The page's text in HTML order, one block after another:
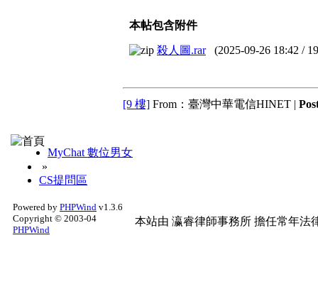
本帖包含附件
殺人圖.rar (2025-09-26 18:42 / 19
[9 樓] From：臺灣中華電信HINET |
MyChat 數位男女
»
CS提問區
Powered by PHPWind v1.3.6
Copyright © 2003-04
PHPWind
本站由 瀛睿律師事務所 擔任常年法